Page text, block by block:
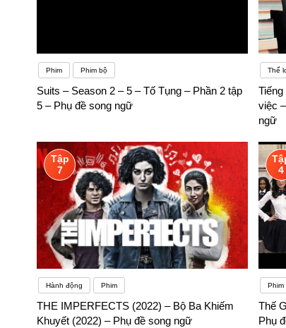
Phim Phim bộ
Suits – Season 2 – 5 – Tố Tụng – Phần 2 tập
5 – Phụ đề song ngữ
Thể
việc
ngữ
Tập
7
Hành động Phim
THE IMPERFECTS (2022) – Bộ Ba Khiếm
Khuyết (2022) – Phụ đề song ngữ
4
Phim
Thế
Phụ